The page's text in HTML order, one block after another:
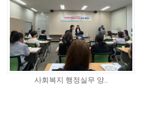
사회복지 행정실무 양..